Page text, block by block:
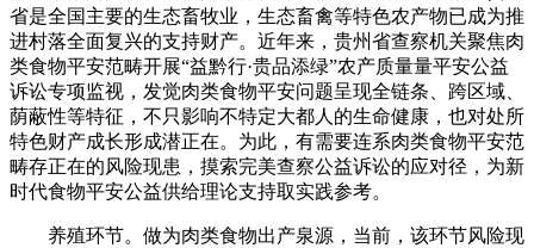
省是全国主要的生态畜牧业，生态畜禽等特色农产物已成为推
进村落全面复兴的支持财产。近年来，贵州省查察机关聚焦肉
类食物平安范畴开展“益黔行·贵品添绿”农产质量量平安公益
诉讼专项监视，发觉肉类食物平安问题呈现全链条、跨区域、
荫蔽性等特征，不只影响不特定大都人的生命健康，也对处所
特色财产成长形成潜正在。为此，有需要连系肉类食物平安范
畴存正在的风险现患，摸索完美查察公益诉讼的应对径，为新
时代食物平安公益供给理论支持取实践参考。
养殖环节。做为肉类食物出产泉源，当前，该环节风险现